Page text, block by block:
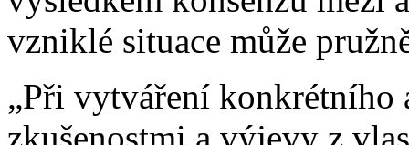
vzniklé situace může
„Při vytváření konkrétního